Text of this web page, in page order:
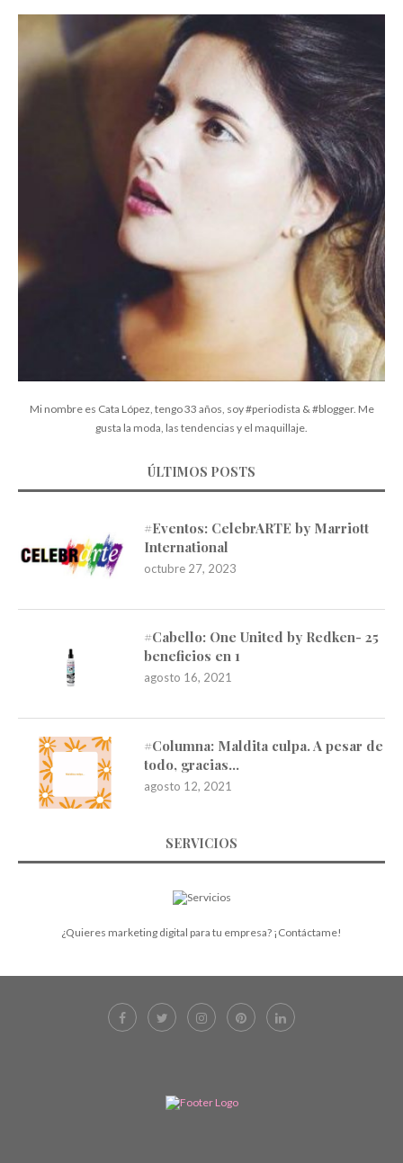
Mi nombre es Cata López, tengo 33 años, soy #periodista & #blogger. Me
gusta la moda, las tendencias y el maquillaje.
ÚLTIMOS POSTS
#Eventos: CelebrARTE by Marriott
International
octubre 27, 2023
#Cabello: One United by Redken- 25
beneficios en 1
agosto 16, 2021
#Columna: Maldita culpa. A pesar de
todo, gracias…
agosto 12, 2021
SERVICIOS
¿Quieres marketing digital para tu empresa? ¡Contáctame!